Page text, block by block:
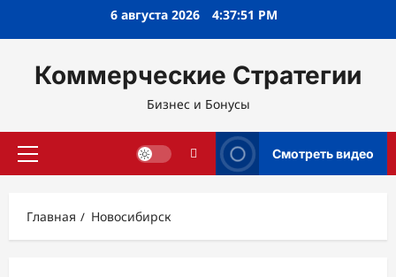
6 августа 2026 4:37:52 PM
Коммерческие Стратегии
Бизнес и Бонусы
Основное
Смотреть видео
Главная Новосибирск